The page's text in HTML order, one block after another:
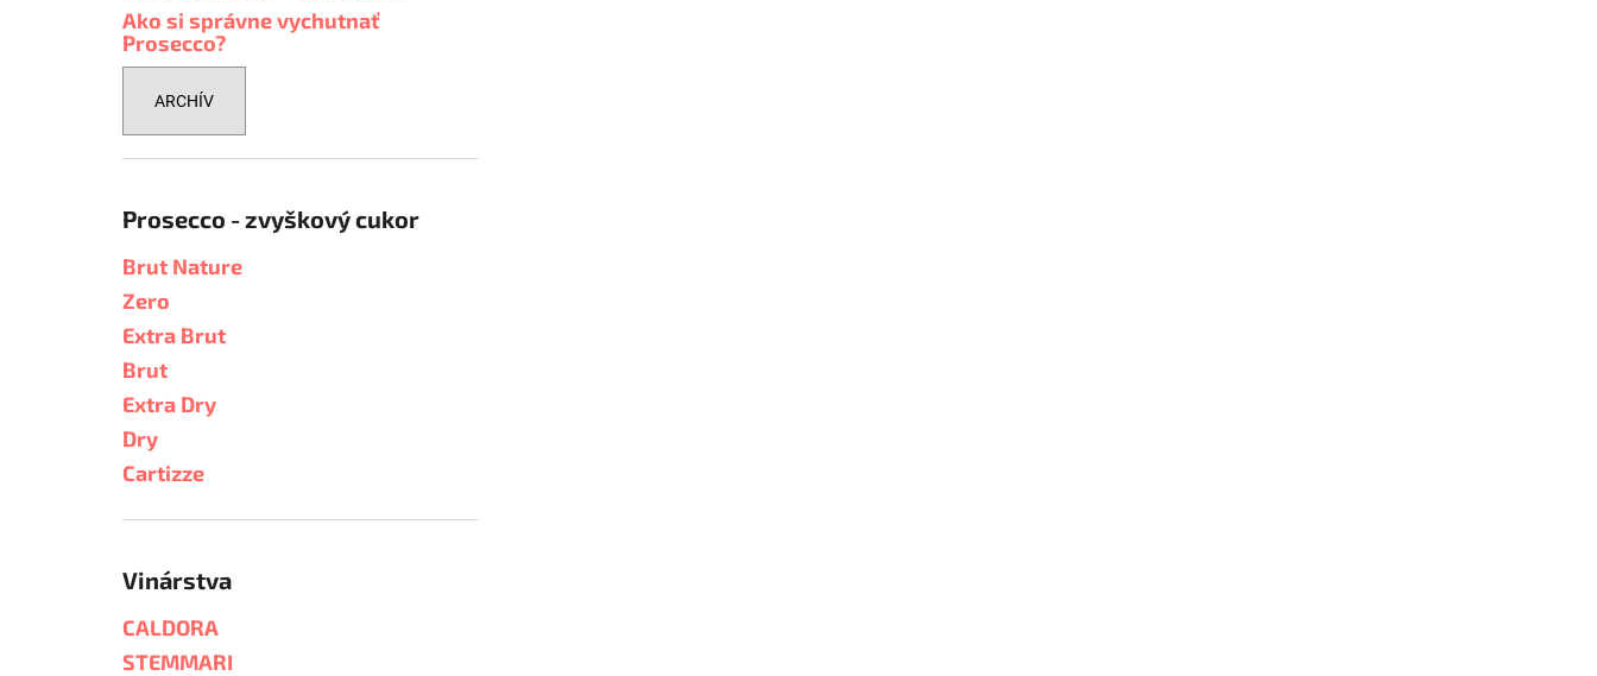
Ako si správne vychutnať
Prosecco?
ARCHÍV
Prosecco - zvyškový cukor
Brut Nature
Zero
Extra Brut
Brut
Extra Dry
Dry
Cartizze
Vinárstva
CALDORA
STEMMARI